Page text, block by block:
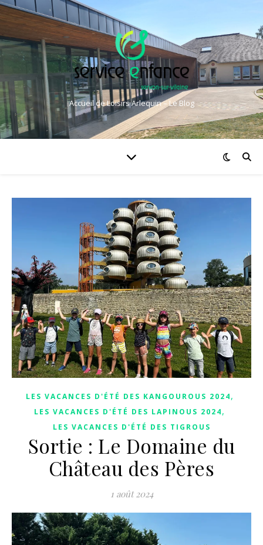
Accueil de Loisirs Arlequin – Le Blog
LES VACANCES D'ÉTÉ DES KANGOUROUS 2024,
LES VACANCES D'ÉTÉ DES LAPINOUS 2024,
LES VACANCES D'ÉTÉ DES TIGROUS
Sortie : Le Domaine du
Château des Pères
1 août 2024